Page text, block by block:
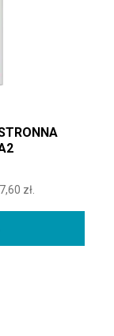
zł